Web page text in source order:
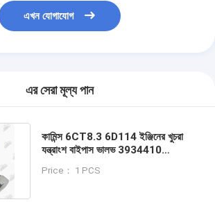
এখন যোগাযোগ
এর সেরা মূল্য পান
কামিন্স 6CT8.3 6D114 ইঞ্জিনের খুচরা
যন্ত্রাংশ বাইপাস ভালভ 3934410
Price： 1 PCS